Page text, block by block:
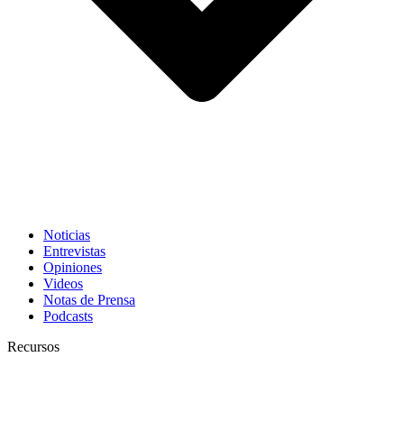
Noticias
Entrevistas
Opiniones
Videos
Notas de Prensa
Podcasts
Recursos